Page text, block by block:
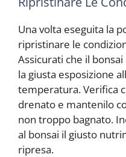
Una volta eseguita la
ripristinare le
Assicurati che il bonsai
la giusta esposizione
temperatura. Verifica
drenato e mantenilo
non troppo bagnato.
al bonsai il giusto
ripresa.